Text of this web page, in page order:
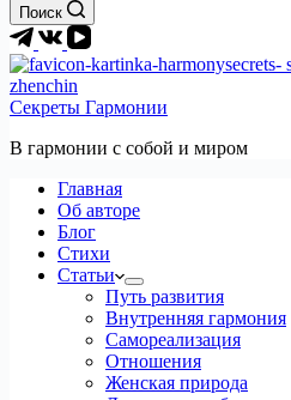
Поиск
Секреты Гармонии
В гармонии c собой и миром
Главная
Об авторе
Блог
Стихи
Статьи
Путь развития
Внутренняя гармония
Самореализация
Отношения
Женская природа